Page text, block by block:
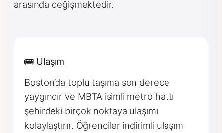
arasında değişmektedir.
🚌 Ulaşım
Boston’da toplu taşıma son derece
yaygındır ve MBTA isimli metro hattı
şehirdeki birçok noktaya ulaşımı
kolaylaştırır. Öğrenciler indirimli ulaşım